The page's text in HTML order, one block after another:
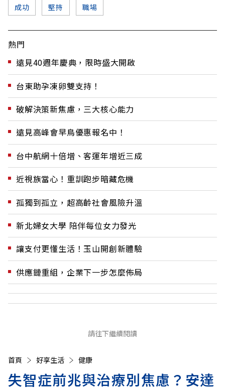
成功 堅持 職場
熱門
遠見40週年慶典，限時盛大開啟
台東助孕凍卵雙支持！
破解決策新焦慮，三大核心能力
遠見高峰會早鳥優惠報名中！
台中航網十倍增、客運年增近三成
近視族當心！重訓跑步暗藏危機
孤獨到孤立，超高齡社會風險升溫
新北婦女大學 陪伴每位女力發光
讓支付更懂生活！玉山開創新體驗
供應鏈重組，企業下一步怎麼佈局
請往下繼續閱讀
首頁 好享生活 健康
失智症前兆與治療別焦慮？安達